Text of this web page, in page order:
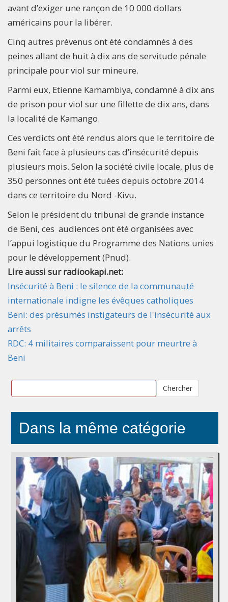
avant d’exiger une rançon de 10 000 dollars
américains pour la libérer.
Cinq autres prévenus ont été condamnés à des
peines allant de huit à dix ans de servitude pénale
principale pour viol sur mineure.
Parmi eux, Etienne Kamambiya, condamné à dix ans
de prison pour viol sur une fillette de dix ans, dans
la localité de Kamango.
Ces verdicts ont été rendus alors que le territoire de
Beni fait face à plusieurs cas d’insécurité depuis
plusieurs mois. Selon la société civile locale, plus de
350 personnes ont été tuées depuis octobre 2014
dans ce territoire du Nord -Kivu.
Selon le président du tribunal de grande instance
de Beni, ces audiences ont été organisées avec
l’appui logistique du Programme des Nations unies
pour le développement (Pnud).
Lire aussi sur radiookapi.net:
Insécurité à Beni : le silence de la communauté
internationale indigne les évêques catholiques
Beni: des présumés instigateurs de l'insécurité aux
arrêts
RDC: 4 militaires comparaissent pour meurtre à
Beni
Chercher
Dans la même catégorie